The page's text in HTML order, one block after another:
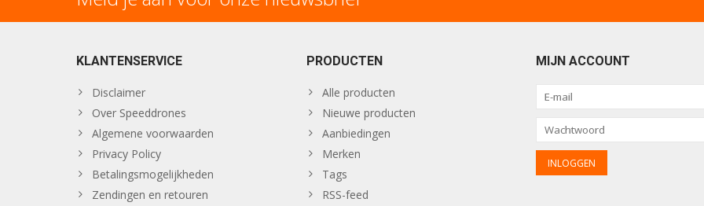
KLANTENSERVICE
Disclaimer
Over Speeddrones
Algemene voorwaarden
Privacy Policy
Betalingsmogelijkheden
Zendingen en retouren
PRODUCTEN
Alle producten
Nieuwe producten
Aanbiedingen
Merken
Tags
RSS-feed
MIJN ACCOUNT